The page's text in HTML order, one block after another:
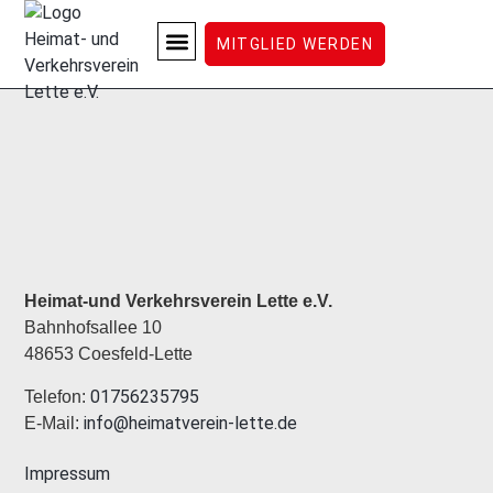
MITGLIED WERDEN
ARCHIV
Heimat-und Verkehrsverein Lette e.V.
Bahnhofsallee 10
48653 Coesfeld-Lette
Telefon:01756235795
E-Mail:info@heimatverein-lette.de
Impressum